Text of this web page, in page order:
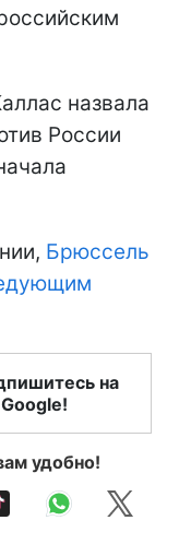
назвала
России
Брюссель
на
удобно!